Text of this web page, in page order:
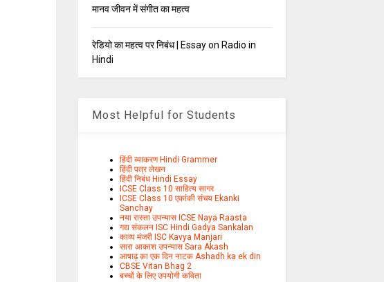
मानव जीवन में संगीत का महत्व
रेडियो का महत्व पर निबंध | Essay on Radio in
Hindi
Most Helpful for Students
हिंदी व्याकरण Hindi Grammer
हिंदी पत्र लेखन
हिंदी निबंध Hindi Essay
ICSE Class 10 साहित्य सागर
ICSE Class 10 एकांकी संचय Ekanki
Sanchay
नया रास्ता उपन्यास ICSE Naya Raasta
गद्य संकलन ISC Hindi Gadya Sankalan
काव्य मंजरी ISC Kavya Manjari
सारा आकाश उपन्यास Sara Akash
आषाढ़ का एक दिन नाटक Ashadh ka ek din
CBSE Vitan Bhag 2
बच्चों के लिए उपयोगी कविता